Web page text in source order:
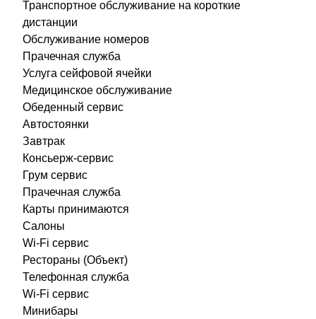
Транспортное обслуживание на короткие
дистанции
Обслуживание номеров
Прачечная служба
Услуга сейфовой ячейки
Медицинское обслуживание
Обеденный сервис
Автостоянки
Завтрак
Консьерж-сервис
Грум сервис
Прачечная служба
Карты принимаются
Салоны
Wi-Fi сервис
Рестораны (Объект)
Телефонная служба
Wi-Fi сервис
Минибары